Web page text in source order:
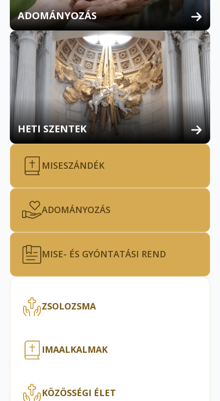
ADOMÁNYOZÁS
HETI SZENTEK
MISESZÁNDÉK
ADOMÁNYOZÁS
MISE- ÉS GYÓNTATÁSI REND
ZSOLOZSMA
IMAALKALMAK
KÖZÖSSÉGI ÉLET